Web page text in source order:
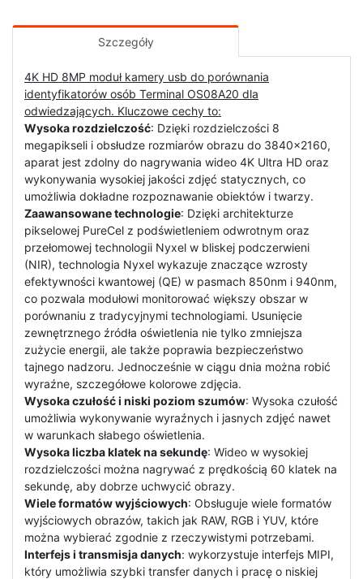
Szczegóły
4K HD 8MP moduł kamery usb do porównania
identyfikatorów osób Terminal OS08A20 dla
odwiedzających. Kluczowe cechy to:
Wysoka rozdzielczość: Dzięki rozdzielczości 8
megapikseli i obsłudze rozmiarów obrazu do 3840x2160,
aparat jest zdolny do nagrywania wideo 4K Ultra HD oraz
wykonywania wysokiej jakości zdjęć statycznych, co
umożliwia dokładne rozpoznawanie obiektów i twarzy.
Zaawansowane technologie: Dzięki architekturze
pikselowej PureCel z podświetleniem odwrotnym oraz
przełomowej technologii Nyxel w bliskej podczerwieni
(NIR), technologia Nyxel wykazuje znaczące wzrosty
efektywności kwantowej (QE) w pasmach 850nm i 940nm,
co pozwala modułowi monitorować większy obszar w
porównaniu z tradycyjnymi technologiami. Usunięcie
zewnętrznego źródła oświetlenia nie tylko zmniejsza
zużycie energii, ale także poprawia bezpieczeństwo
tajnego nadzoru. Jednocześnie w ciągu dnia można robić
wyraźne, szczegółowe kolorowe zdjęcia.
Wysoka czułość i niski poziom szumów: Wysoka czułość
umożliwia wykonywanie wyraźnych i jasnych zdjęć nawet
w warunkach słabego oświetlenia.
Wysoka liczba klatek na sekundę: Wideo w wysokiej
rozdzielczości można nagrywać z prędkością 60 klatek na
sekundę, aby dobrze uchwycić obrazy.
Wiele formatów wyjściowych: Obsługuje wiele formatów
wyjściowych obrazów, takich jak RAW, RGB i YUV, które
można wybierać zgodnie z rzeczywistymi potrzebami.
Interfejs i transmisja danych: wykorzystuje interfejs MIPI,
który umożliwia szybki transfer danych i pracę o niskiej